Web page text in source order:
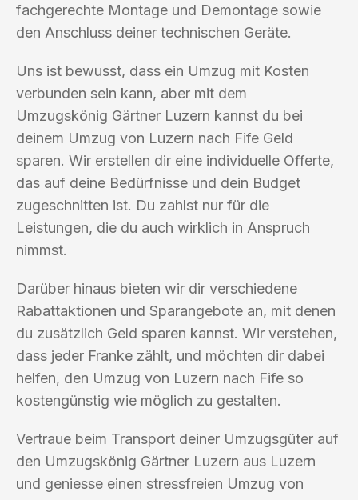
fachgerechte Montage und Demontage sowie
den Anschluss deiner technischen Geräte.
Uns ist bewusst, dass ein Umzug mit Kosten
verbunden sein kann, aber mit dem
Umzugskönig Gärtner Luzern kannst du bei
deinem Umzug von Luzern nach Fife Geld
sparen. Wir erstellen dir eine individuelle Offerte,
das auf deine Bedürfnisse und dein Budget
zugeschnitten ist. Du zahlst nur für die
Leistungen, die du auch wirklich in Anspruch
nimmst.
Darüber hinaus bieten wir dir verschiedene
Rabattaktionen und Sparangebote an, mit denen
du zusätzlich Geld sparen kannst. Wir verstehen,
dass jeder Franke zählt, und möchten dir dabei
helfen, den Umzug von Luzern nach Fife so
kostengünstig wie möglich zu gestalten.
Vertraue beim Transport deiner Umzugsgüter auf
den Umzugskönig Gärtner Luzern aus Luzern
und geniesse einen stressfreien Umzug von